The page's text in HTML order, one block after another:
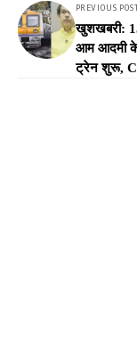
PREVIOUS
खुशखबरी:
आम आदमी
ट्रेन शुरू,